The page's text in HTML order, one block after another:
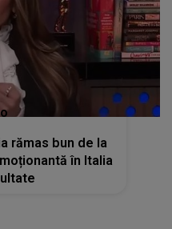
rămas bun de la
în Italia